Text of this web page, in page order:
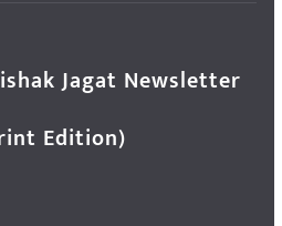
Jagat Newsletter
Edition)